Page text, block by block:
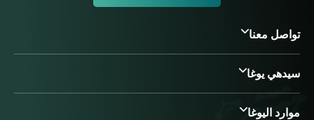
تواصل معنا
سيدهي يوغا
موارد اليوغا